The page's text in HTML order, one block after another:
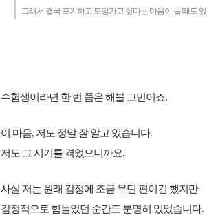
그래서 결국 포기하고 도망가고 싶다는 마음이 들 때도
수험생이라면 한 번 쯤은 해볼 고민이죠.
이 마음, 저도 정말 잘 알고 있습니다.
저도 그 시기를 겪었으니까요.
사실 저는 원래 감정에 조금 무딘 편이긴 했지만
감정적으로 힘들었던 순간도 분명히 있었습니다.